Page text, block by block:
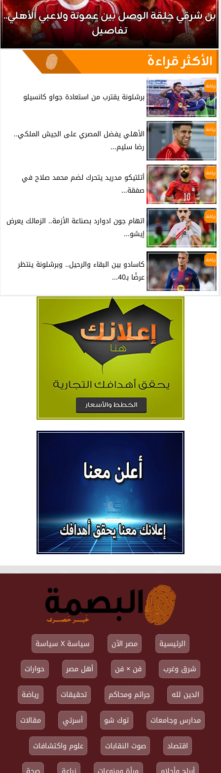
بن شرقي حلقة الوصل بين عموتة ولاعبي الأهلي..
تفاصيل
الأكثر قراءة
رياضة
برشلونة يقترب من استعادة جواو كانسيلو
رياضة
الأهلي يفضل المصري على الجيش الملكي..
رضا سليم...
رياضة
أتلتيكو مدريد يتحرك لضم محمد صلاح في
صفقة...
رياضة
اتهام جون ادوارد بصناعة الأزمة.. الزمالك يعرض
إيشو...
رياضة
كاسادو بين البقاء والرحيل.. وبرشلونة ينتظر
عرضًا بـ40...
الرئيسية مصر الآن
سياسة X سياسة
شرق وغرب
فن × فن أهل مصر
حوارات
الدين لله
جرائم ومحاكم تحقيقات
رياضة
مدارس وجامعات
توك شو أسرتي
مقالات
اقتصاد
صوت النقابات
علوم واكتشافات